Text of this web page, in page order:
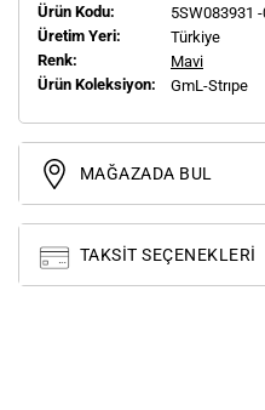
Ürün Kodu:
5SW083931
Üretim Yeri:
Türkiye
Renk:
Mavi
Ürün Koleksiyon:
GmL-Strıpe
MAĞAZADA BUL
TAKSIT SEÇENEKLERI